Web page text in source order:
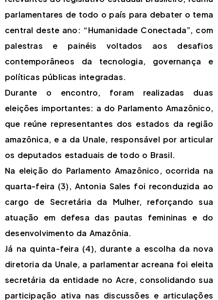
parlamentares de todo o país para debater o tema
central deste ano: “Humanidade Conectada”, com
palestras e painéis voltados aos desafios
contemporâneos da tecnologia, governança e
políticas públicas integradas.
Durante o encontro, foram realizadas duas
eleições importantes: a do Parlamento Amazônico,
que reúne representantes dos estados da região
amazônica, e a da Unale, responsável por articular
os deputados estaduais de todo o Brasil.
Na eleição do Parlamento Amazônico, ocorrida na
quarta-feira (3), Antonia Sales foi reconduzida ao
cargo de Secretária da Mulher, reforçando sua
atuação em defesa das pautas femininas e do
desenvolvimento da Amazônia.
Já na quinta-feira (4), durante a escolha da nova
diretoria da Unale, a parlamentar acreana foi eleita
secretária da entidade no Acre, consolidando sua
participação ativa nas discussões e articulações